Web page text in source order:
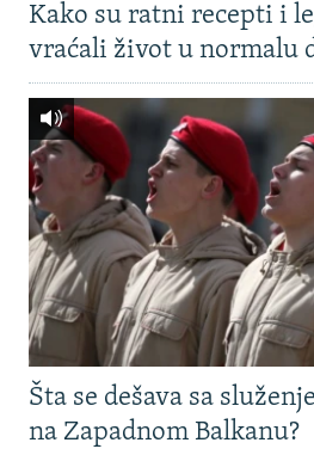
Kako su ratni recepti i
vraćali život u normalu
Šta se dešava sa
na Zapadnom Balkanu?